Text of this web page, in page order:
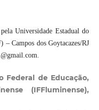
Universidade Estadual do
Campos dos Goytacazes/RJ
Federal de Educação,
(IFFluminense),